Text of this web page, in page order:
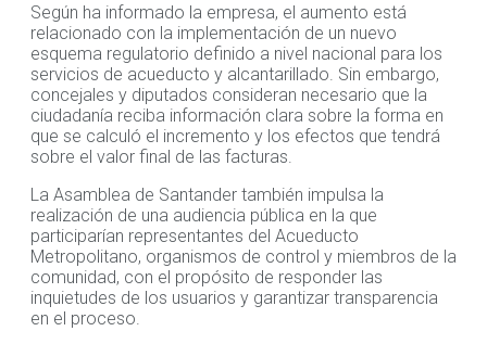
Según ha informado la empresa, el aumento está
relacionado con la implementación de un nuevo
esquema regulatorio definido a nivel nacional para los
servicios de acueducto y alcantarillado. Sin embargo,
concejales y diputados consideran necesario que la
ciudadanía reciba información clara sobre la forma en
que se calculó el incremento y los efectos que tendrá
sobre el valor final de las facturas.
La Asamblea de Santander también impulsa la
realización de una audiencia pública en la que
participarían representantes del Acueducto
Metropolitano, organismos de control y miembros de la
comunidad, con el propósito de responder las
inquietudes de los usuarios y garantizar transparencia
en el proceso.